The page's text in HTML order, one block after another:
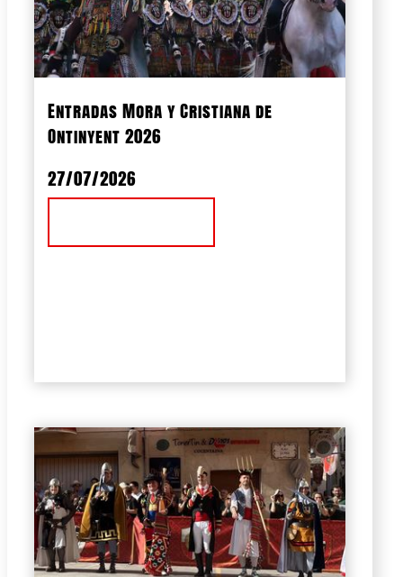
Entradas Mora y Cristiana de
Ontinyent 2026
27/07/2026